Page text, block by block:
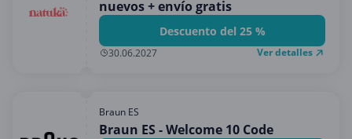
nuevos + envío gratis
Descuento del 25 %
30.06.2027 Ver detalles
Braun ES
Braun ES - Welcome 10 Code